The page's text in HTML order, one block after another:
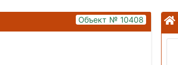
Объект № 10408